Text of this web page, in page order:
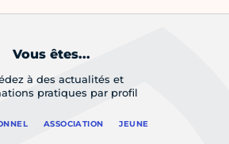
Vous êtes...
à des actualités et
pratiques par profil
ASSOCIATION JEUNE